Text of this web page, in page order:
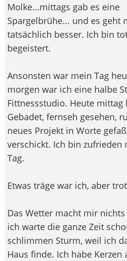
Molke...mittags gab es eine
Spargelbrühe... und es geht
tatsächlich besser. Ich bin
begeistert.
Ansonsten war mein Tag
morgen war ich eine halbe
Fittnessstudio. Heute mittag
Gebadet, fernseh gesehen,
neues Projekt in Worte
verschickt. Ich bin zufrieden
Tag.
Etwas träge war ich, aber
Das Wetter macht mir
ich warte die ganze Zeit
schlimmen Sturm, weil ich
Haus finde. Ich habe Kerzen